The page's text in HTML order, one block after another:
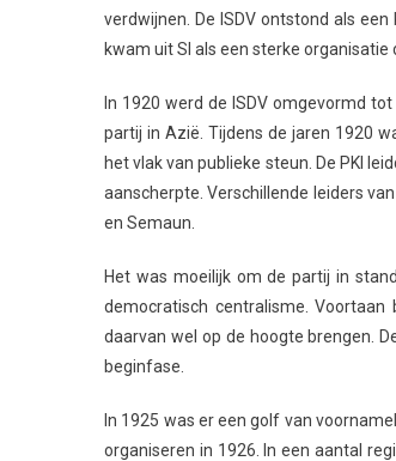
verdwijnen. De ISDV ontstond als
kwam uit SI als een sterke organisatie
In 1920 werd de ISDV omgevormd
partij in Azië. Tijdens de jaren 1920
het vlak van publieke steun. De PKI
aanscherpte. Verschillende leiders
en Semaun.
Het was moeilijk om de partij in
democratisch centralisme.
daarvan wel op de hoogte brengen.
beginfase.
In 1925 was er een golf van
organiseren in 1926. In een aantal